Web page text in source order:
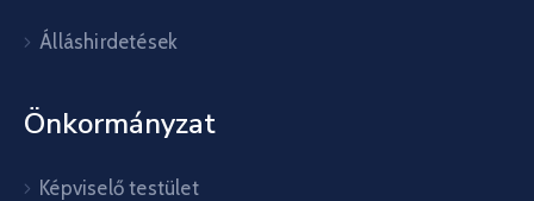
Álláshirdetések
Önkormányzat
Képviselő testület